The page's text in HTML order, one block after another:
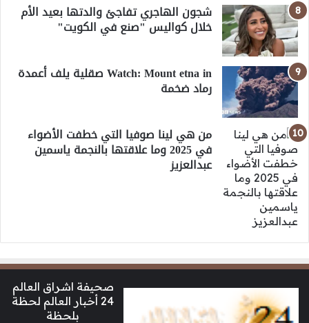
شجون الهاجري تفاجئ والدتها بعيد الأم
خلال كواليس "صنع في الكويت"
Watch: Mount etna in صقلية يلف أعمدة
رماد ضخمة
من هي لينا صوفيا التي خطفت الأضواء
في 2025 وما علاقتها بالنجمة ياسمين
عبدالعزيز
صحيفة اشراق العالم
24 أخبار العالم لحظة
بلحظة